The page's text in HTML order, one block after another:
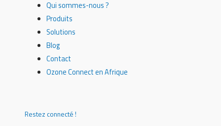
Qui sommes-nous ?
Produits
Solutions
Blog
Contact
Ozone Connect en Afrique
Restez connecté !